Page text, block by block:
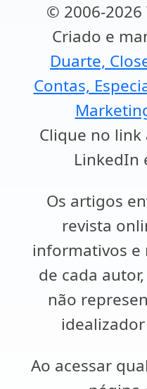
© 2006-
Criado e
Duarte,
Contas,
Clique no link
LinkedIn
Os artigos
revista
informativos e
de cada
não
Ao acessar